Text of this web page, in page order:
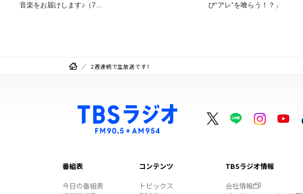
音楽をお届けします♪（7月
び“アレ”を喰らう！？」
2週連続で生放送です！
番組表
今日の番組表
コンテンツ
トピックス
TBSラジオ情報
会社情報